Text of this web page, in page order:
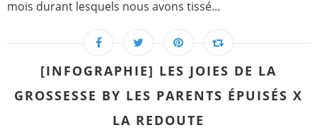
mois durant lesquels nous avons tissé...
[INFOGRAPHIE] LES JOIES DE LA
GROSSESSE BY LES PARENTS ÉPUISÉS X
LA REDOUTE